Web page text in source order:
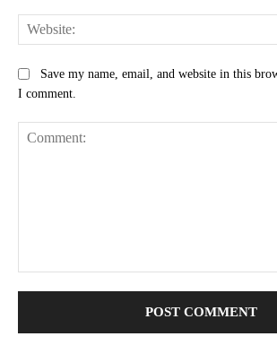
Save my name, email, and website in this
I comment.